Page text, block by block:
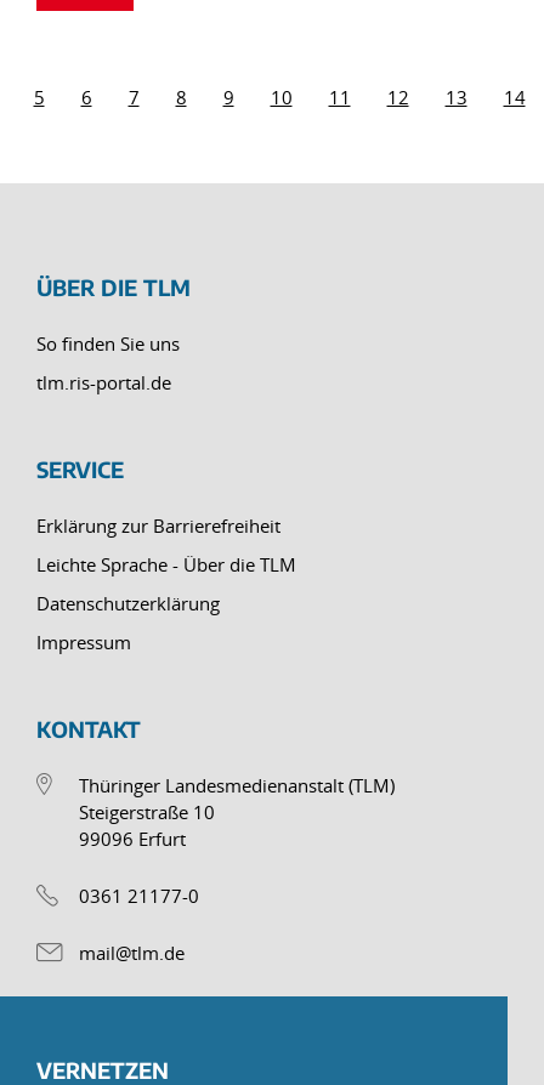
5 6 7 8 9 10 11 12 13 14
ÜBER DIE TLM
So finden Sie uns
tlm.ris-portal.de
SERVICE
Erklärung zur Barrierefreiheit
Leichte Sprache - Über die TLM
Datenschutzerklärung
Impressum
KONTAKT
Thüringer Landesmedienanstalt (TLM)
Steigerstraße 10
99096 Erfurt
0361 21177-0
mail@tlm.de
VERNETZEN